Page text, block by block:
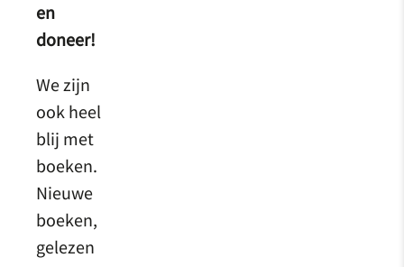
en
doneer!
We zijn
ook heel
blij met
boeken.
Nieuwe
boeken,
gelezen